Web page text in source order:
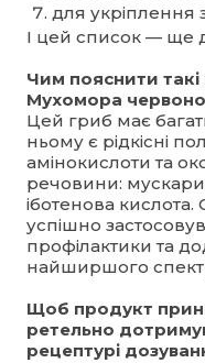
для укріплення
І цей список — ще
Чим пояснити
Мухомора
Цей гриб має
ньому є рідкісні
амінокислоти та
речовини:
іботенова
успішно
профілактики та
найширшого
Щоб продукт
ретельно
рецептурі